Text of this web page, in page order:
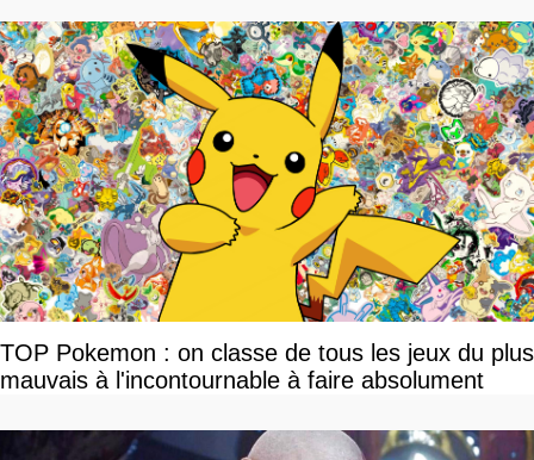
TOP Pokemon : on classe de tous les jeux du plus
mauvais à l'incontournable à faire absolument